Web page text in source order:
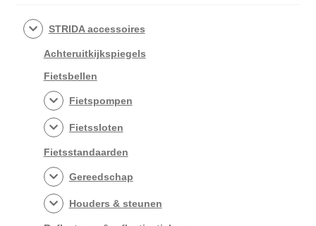
STRIDA accessoires
Achteruitkijkspiegels
Fietsbellen
Fietspompen
Fietssloten
Fietsstandaarden
Gereedschap
Houders & steunen